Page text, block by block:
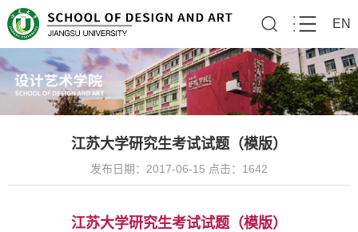
EN
江苏大学研究生考试试题（模版）
发布日期：2017-06-15 点击： 1642
江苏大学研究生考试试题（模版）